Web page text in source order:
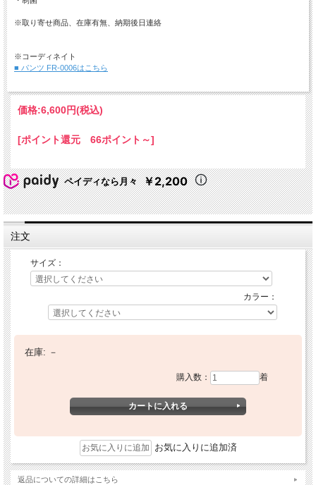
※取り寄せ商品、在庫有無、納期後日連絡
※コーディネイト
■ パンツ FR-0006はこちら
価格:6,600円(税込)
[ポイント還元 66ポイント～]
ペイディなら月々 ￥2,200
注文
サイズ：
カラー：
在庫: －
購入数： 着
お気に入りに追加済
返品についての詳細はこちら